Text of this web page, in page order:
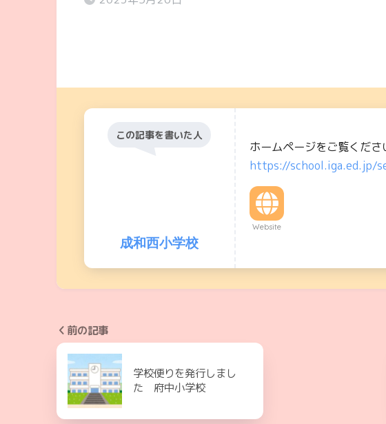
この記事を書いた人
成和西小学校
ホームページをご覧くださ
https://school.iga.ed.jp/
Website
前の記事
学校便りを発行しまし
た 府中小学校